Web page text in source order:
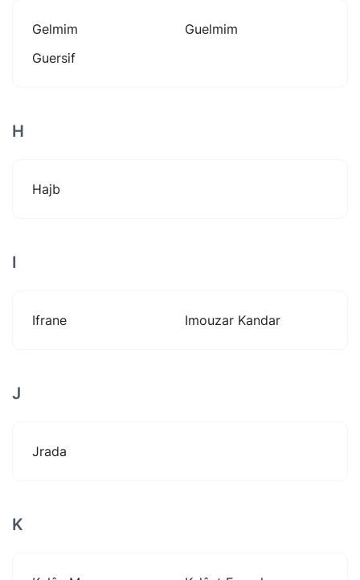
Gelmim
Guelmim
Guersif
H
Hajb
I
Ifrane Imouzar Kandar
J
Jrada
K